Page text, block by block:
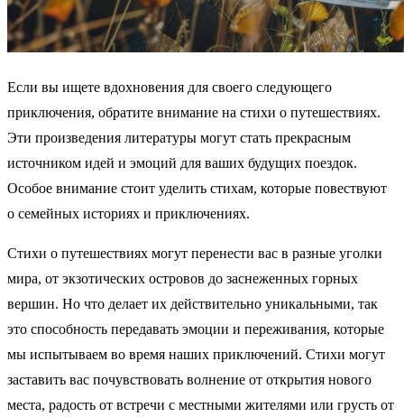
Если вы ищете вдохновения для своего следующего
приключения, обратите внимание на стихи о путешествиях.
Эти произведения литературы могут стать прекрасным
источником идей и эмоций для ваших будущих поездок.
Особое внимание стоит уделить стихам, которые повествуют
о семейных историях и приключениях.
Стихи о путешествиях могут перенести вас в разные уголки
мира, от экзотических островов до заснеженных горных
вершин. Но что делает их действительно уникальными, так
это способность передавать эмоции и переживания, которые
мы испытываем во время наших приключений. Стихи могут
заставить вас почувствовать волнение от открытия нового
места, радость от встречи с местными жителями или грусть от